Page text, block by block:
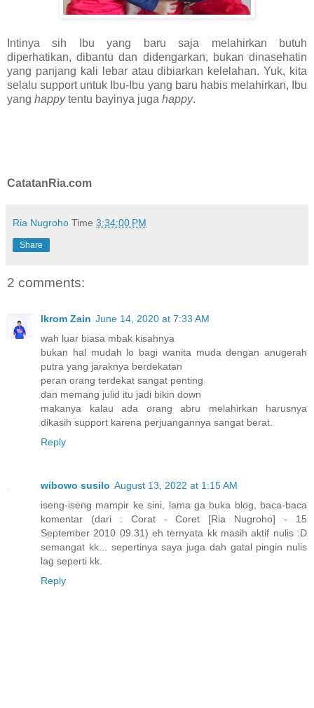
Intinya sih Ibu yang baru saja melahirkan butuh
diperhatikan, dibantu dan didengarkan, bukan dinasehatin
yang panjang kali lebar atau dibiarkan kelelahan. Yuk, kita
selalu support untuk Ibu-Ibu yang baru habis melahirkan, Ibu
yang happytentu bayinya juga happy.
CatatanRia.com
Ria Nugroho Time 3:34:00 PM
Share
2 comments:
Ikrom Zain June 14, 2020 at 7:33 AM
wah luar biasa mbak kisahnya
bukan hal mudah lo bagi wanita muda dengan anugerah
putra yang jaraknya berdekatan
peran orang terdekat sangat penting
dan memang julid itu jadi bikin down
makanya kalau ada orang abru melahirkan harusnya
dikasih support karena perjuangannya sangat berat.
Reply
wibowo susilo August 13, 2022 at 1:15 AM
iseng-iseng mampir ke sini, lama ga buka blog, baca-baca
komentar (dari : Corat - Coret [Ria Nugroho] - 15
September 2010 09.31) eh ternyata kk masih aktif nulis :D
semangat kk... sepertinya saya juga dah gatal pingin nulis
lag seperti kk.
Reply